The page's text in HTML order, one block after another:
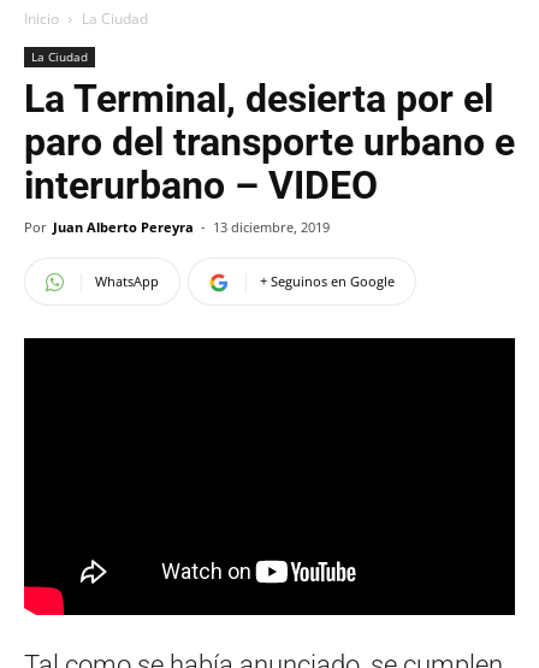
Inicio La Ciudad
La Ciudad
La Terminal, desierta por el
paro del transporte urbano e
interurbano – VIDEO
Por Juan Alberto Pereyra - 13 diciembre, 2019
WhatsApp + Seguinos en Google